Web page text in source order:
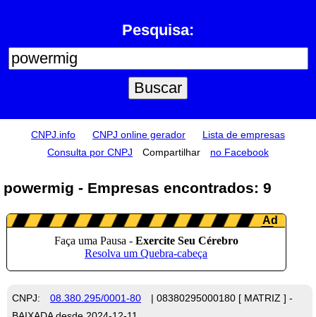
Pesquisa:
CNPJ.info CNPJ online gerador
Lista de empresas
Consulta por CNPJ
Compartilhar no Facebook
powermig - Empresas encontrados: 9
CNPJ: 08.380.295/0001-80
| 08380295000180 [ MATRIZ ] -